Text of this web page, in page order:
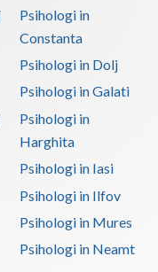
Psihologi in
Constanta
Psihologi in Dolj
Psihologi in Galati
Psihologi in
Harghita
Psihologi in Iasi
Psihologi in Ilfov
Psihologi in Mures
Psihologi in Neamt